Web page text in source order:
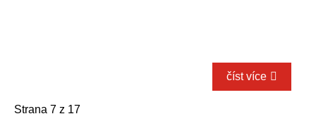
číst více
Strana 7 z 17